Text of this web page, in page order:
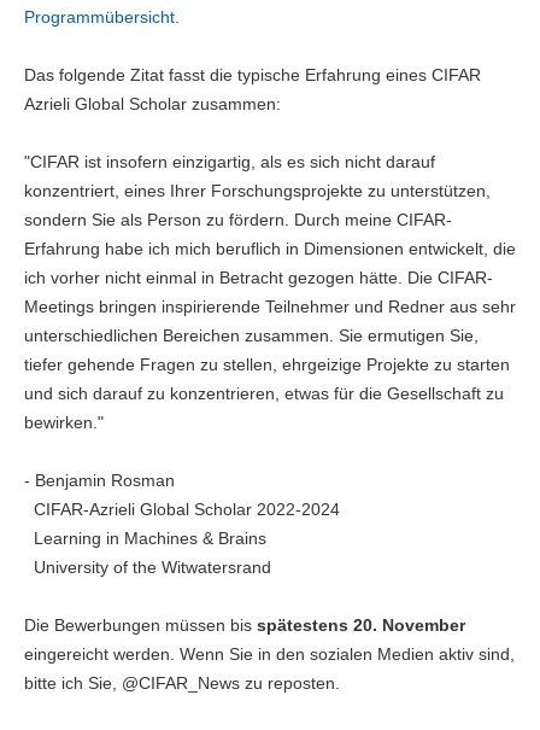
Programmübersicht.
Das folgende Zitat fasst die typische Erfahrung eines CIFAR
Azrieli Global Scholar zusammen:
"CIFAR ist insofern einzigartig, als es sich nicht darauf
konzentriert, eines Ihrer Forschungsprojekte zu unterstützen,
sondern Sie als Person zu fördern. Durch meine CIFAR-
Erfahrung habe ich mich beruflich in Dimensionen entwickelt, die
ich vorher nicht einmal in Betracht gezogen hätte. Die CIFAR-
Meetings bringen inspirierende Teilnehmer und Redner aus sehr
unterschiedlichen Bereichen zusammen. Sie ermutigen Sie,
tiefer gehende Fragen zu stellen, ehrgeizige Projekte zu starten
und sich darauf zu konzentrieren, etwas für die Gesellschaft zu
bewirken."
- Benjamin Rosman
CIFAR-Azrieli Global Scholar 2022-2024
Learning in Machines & Brains
University of the Witwatersrand
Die Bewerbungen müssen bis spätestens 20. November
eingereicht werden. Wenn Sie in den sozialen Medien aktiv sind,
bitte ich Sie, @CIFAR_News zu reposten.